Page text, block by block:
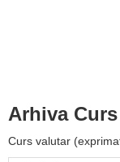
Arhiva
Curs valutar